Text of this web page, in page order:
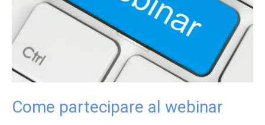
Come partecipare al webinar